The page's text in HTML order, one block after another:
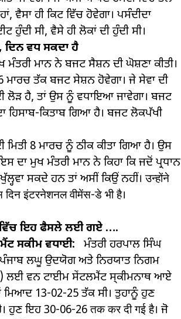
ਵੈਸਾ ਹੀ ਕਿਟ ਵਿੱਚ ਹੋਵੇਗਾ। ਪਸੰਦੀਦਾ
ਹੁੰਦੀ ਸੀ, ਵੈਸੇ ਹੀ ਲੋਕਾਂ ਦੀ ਹੁੰਦੀ ਸੀ।
ਦਿਨ ਵਧ ਸਕਦਾ ਹੈ
ਮਾਨ ਨੇ ਬਜਟ ਸੈਸ਼ਨ ਦੀ ਘੋਸ਼ਣਾ ਕੀਤੀ।
ਮਾਰਚ ਤੱਕ ਬਜਟ ਸੇਸ਼ਨ ਹੋਵੇਗਾ। ਜੇ ਸੇਵਾ ਦੀ
ਲੋੜ ਹੈ, ਤਾਂ ਉਸ ਨੂੰ ਵਧਾਇਆ ਜਾਵੇਗਾ। ਬਜਟ
ਹਿਸਾਬ-ਕਿਤਾਬ ਗਿਆ ਹੈ। ਬਜਟ ਲੋਕਪੱਖੀ
8 ਮਾਰਚ ਨੂੰ ਠੀਕ ਕੀਤਾ ਗਿਆ ਹੈ। ਉਸ
ਦਾ ਮੁਖ ਮੰਤਰੀ ਮਾਨ ਨੇ ਕਿਹਾ ਕਿ ਜਦੋਂ ਪ੍ਰਧਾਨ
ਸਕਦੇ ਹਨ ਤਾਂ ਅਸੀਂ ਕਿਉਂ ਨਹੀਂ। उन्होंने
दिन इंटरनेशनल वीमेंस-डे भी है।
ਵਿੱਚ ਇਹ ਫੈਸਲੇ ਲਈ ਗਏ ….
ਸਕੀਮ ਵਧਾਈ: ਮੰਤਰੀ ਹਰਪਾਲ ਸਿੰਘ
ਪੰਜਾਬ ਲਘੂ ਉਦਯੋਗ ਅਤੇ ਨਿਰਯਾਤ ਨਿਗਮ
ਲਈ ਵਨ ਟਾਈਮ ਸੇਂਟਲਮੈਂਟ ਸ੍ਕੀਮਨਾਥ ਆਏ
ਮਿਆਦ 13-02-25 ਤੱਕ ਸੀ। ਤੁਹਾਨੂੰ ਹੁਣ
ਇਹ 30-06-26 तक कर दी गई है। ਜੋ